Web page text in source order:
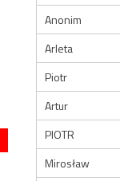
Anonim
Arleta
Piotr
Artur
PIOTR
Mirosław